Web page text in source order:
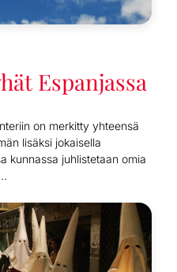
Espanjassa
on merkitty yhteensä
lisäksi jokaisella
kunnassa juhlistetaan omia